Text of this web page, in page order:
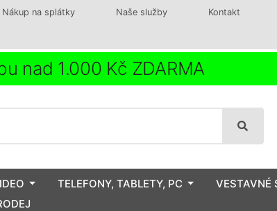
Nákup na splátky Naše služby Kontakt
nad 1.000 Kč ZDARMA
TELEFONY, TABLETY, PC
VESTAVNÉ